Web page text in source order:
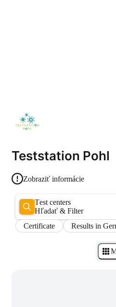
Teststation Pohl
Zobraziť informácie
Test centers
Hľadať & Filter
Certificate
Results in